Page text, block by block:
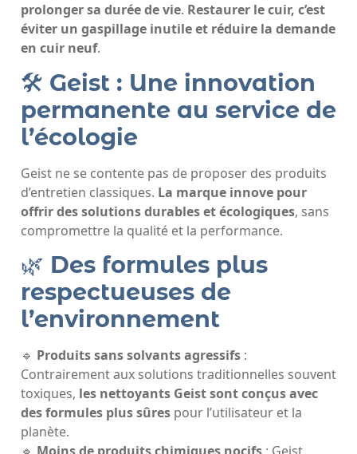
prolonger sa durée de vie. Restaurer le cuir, c’est
éviter un gaspillage inutile et réduire la demande
en cuir neuf.
🛠️ Geist : Une innovation
permanente au service de
l’écologie
Geist ne se contente pas de proposer des produits
d’entretien classiques. La marque innove pour
offrir des solutions durables et écologiques, sans
compromettre la qualité et la performance.
🌿 Des formules plus
respectueuses de
l’environnement
🔹 Produits sans solvants agressifs :
Contrairement aux solutions traditionnelles souvent
toxiques, les nettoyants Geist sont conçus avec
des formules plus sûres pour l’utilisateur et la
planète.
🔹